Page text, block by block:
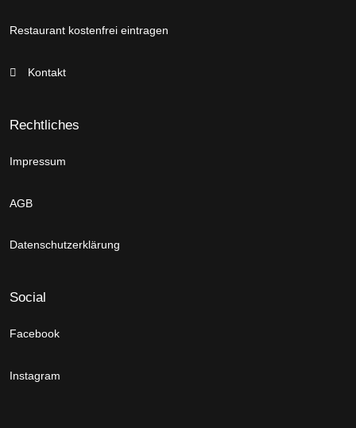
Restaurant kostenfrei eintragen
Kontakt
Rechtliches
Impressum
AGB
Datenschutzerklärung
Social
Facebook
Instagram